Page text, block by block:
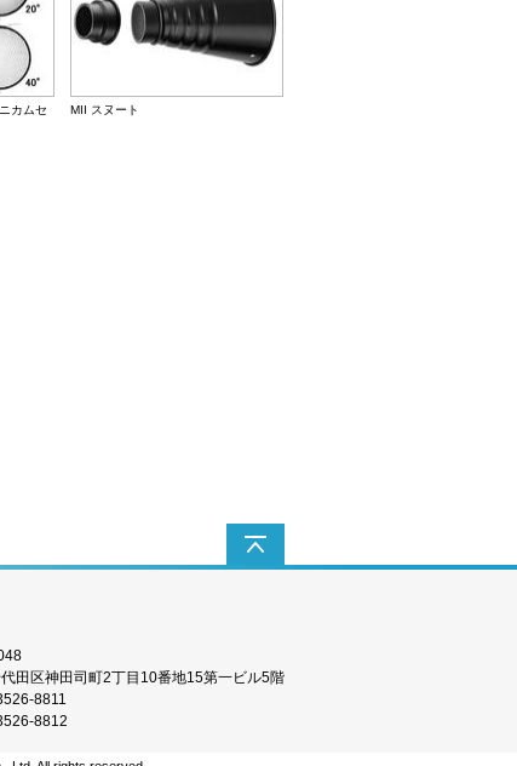
カムセ
MII スヌート
ワイヤレストリガー TR-Q6II（S）
田区神田司町2丁目10番地15第一ビル5階
8811
8812